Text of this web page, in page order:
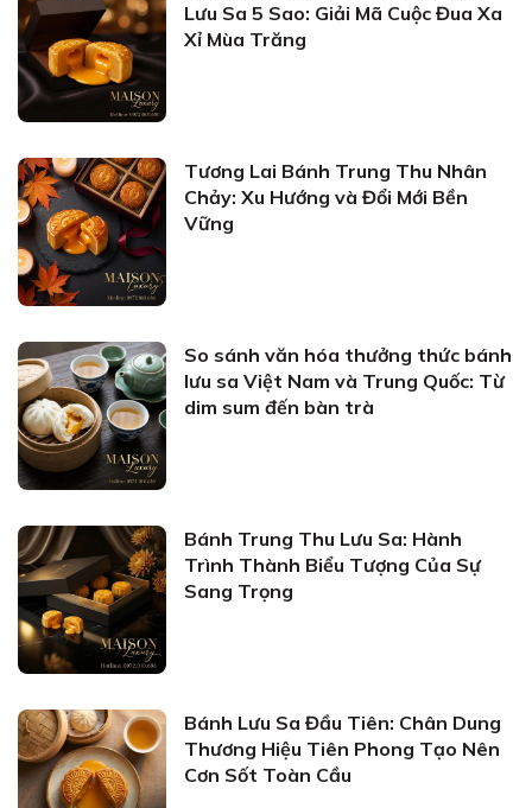
Lưu Sa 5 Sao: Giải Mã Cuộc Đua Xa
Xỉ Mùa Trăng
Tương Lai Bánh Trung Thu Nhân
Chảy: Xu Hướng và Đổi Mới Bền
Vững
So sánh văn hóa thưởng thức bánh
lưu sa Việt Nam và Trung Quốc: Từ
dim sum đến bàn trà
Bánh Trung Thu Lưu Sa: Hành
Trình Thành Biểu Tượng Của Sự
Sang Trọng
Bánh Lưu Sa Đầu Tiên: Chân Dung
Thương Hiệu Tiên Phong Tạo Nên
Cơn Sốt Toàn Cầu